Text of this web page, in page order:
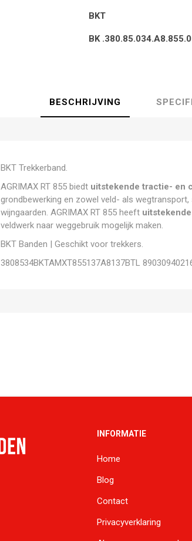
BKT
BK
BESCHRIJVING
BKT Trekkerband.
AGRIMAX RT 855 biedt uitstekende tractie- en
grondbewerking en zowel veld- als
wijngaarden. AGRIMAX RT 855 heeft
veldwerk naar weggebruik mogelijk maken.
BKT Banden | Geschikt voor trekkers.
3808534BKTAMXT855137A8137BTL
INFORMATIE
Home
Blog
Contact
Privacyverklaring